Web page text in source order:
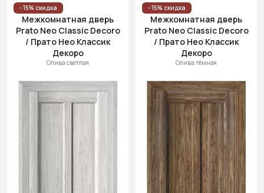
- 15% скидка
Межкомнатная дверь
Prato Neo Classic Decoro
/ Прато Нео Классик
Декоро
Олива светлая
- 15% скидка
Межкомнатная дверь
Prato Neo Classic Decoro
/ Прато Нео Классик
Декоро
Олива тёмная